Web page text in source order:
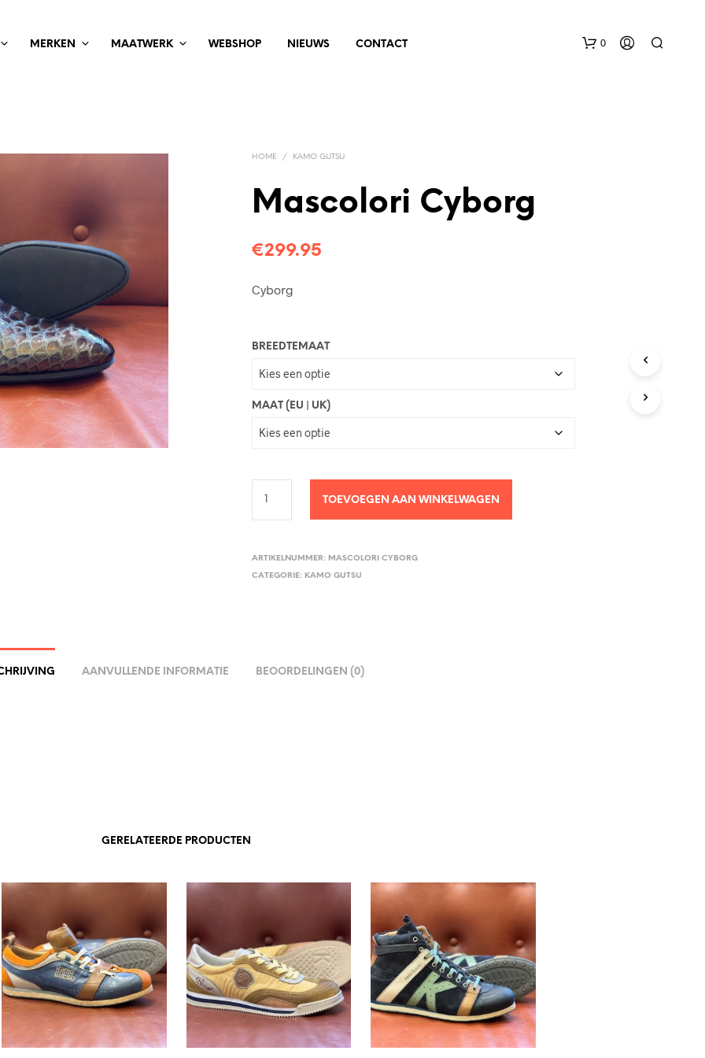
MERKEN MAATWERK WEBSHOP NIEUWS CONTACT 0
HOME / KAMO GUTSU
Mascolori Cyborg
€299.95
Cyborg
BREEDTEMAAT
MAAT (EU | UK)
TOEVOEGEN AAN WINKELWAGEN
ARTIKELNUMMER: MASCOLORI CYBORG
CATEGORIE: KAMO GUTSU
AANVULLENDE INFORMATIE BEOORDELINGEN (0)
GERELATEERDE PRODUCTEN